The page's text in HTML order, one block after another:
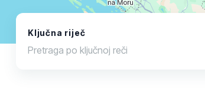
Ključna riječ